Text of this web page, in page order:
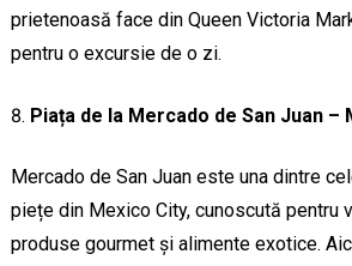
prietenoasă face din Queen Victoria
pentru o excursie de o zi.
Piața de la Mercado de San Juan –
Mercado de San Juan este una dintre
piețe din Mexico City, cunoscută pentru
produse gourmet și alimente exotice.